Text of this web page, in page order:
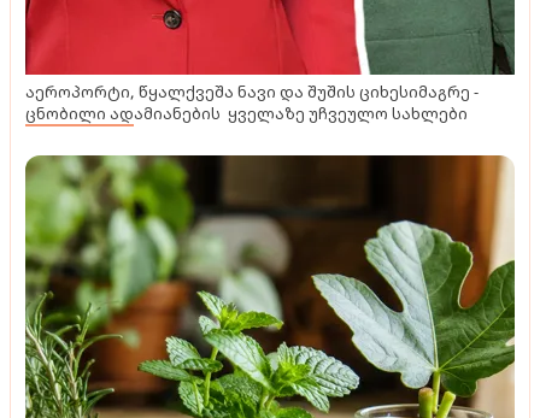
აეროპორტი, წყალქვეშა ნავი და შუშის ციხესიმაგრე -
ცნობილი ადამიანების ყველაზე უჩვეულო სახლები